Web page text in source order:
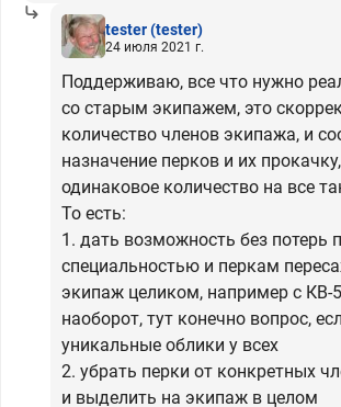
tester(tester)
24 июля 2021 г.
Поддерживаю, все что нужно
со старым экипажем, это
количество членов экипажа, и
назначение перков и их
одинаковое количество на все
То есть:
1. дать возможность без потерь
специальностью и перкам
экипаж целиком, например с КВ-
наоборот, тут конечно вопрос,
уникальные облики у всех
2. убрать перки от конкретных
и выделить на экипаж в целом